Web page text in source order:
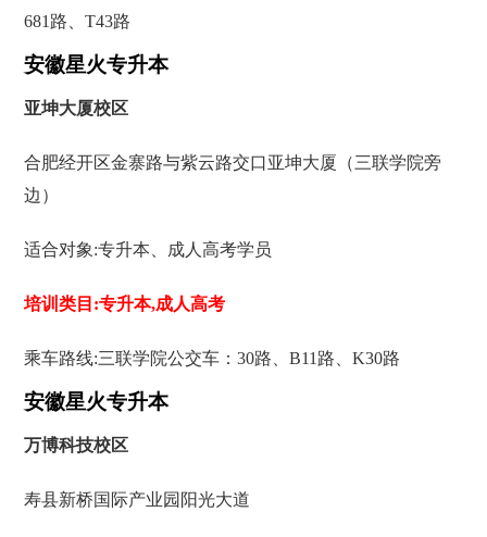
681路、T43路
安徽星火专升本
亚坤大厦校区
合肥经开区金寨路与紫云路交口亚坤大厦（三联学院旁
边）
适合对象:专升本、成人高考学员
培训类目:专升本,成人高考
乘车路线:三联学院公交车：30路、B11路、K30路
安徽星火专升本
万博科技校区
寿县新桥国际产业园阳光大道